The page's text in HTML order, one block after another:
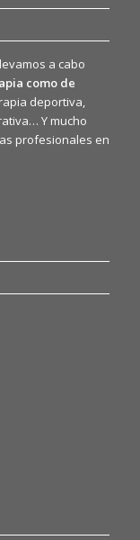
a cabo
como de
deportiva,
Y mucho
profesionales en